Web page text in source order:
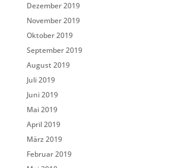
Dezember 2019
November 2019
Oktober 2019
September 2019
August 2019
Juli 2019
Juni 2019
Mai 2019
April 2019
März 2019
Februar 2019